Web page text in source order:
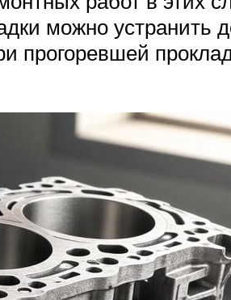
можно устранить
прогоревшей